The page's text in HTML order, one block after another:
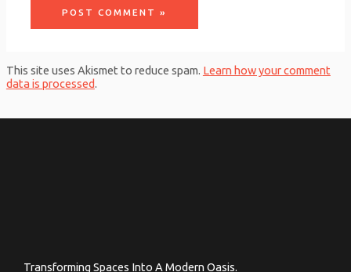
This site uses Akismet to reduce spam. Learn how your comment
data is processed.
Transforming Spaces Into A Modern Oasis.